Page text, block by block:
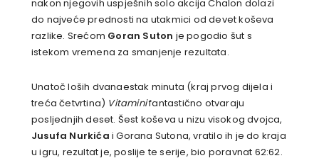
nakon njegovih uspješnih solo akcija Chalon dolazi
do najveće prednosti na utakmici od devet koševa
razlike. Srećom Goran Suton je pogodio šut s
istekom vremena za smanjenje rezultata.
Unatoč loših dvanaestak minuta (kraj prvog dijela i
treća četvrtina) Vitaminifantastično otvaraju
posljednjih deset. Šest koševa u nizu visokog dvojca,
Jusufa Nurkića i Gorana Sutona, vratilo ih je do kraja
u igru, rezultat je, poslije te serije, bio poravnat 62:62.